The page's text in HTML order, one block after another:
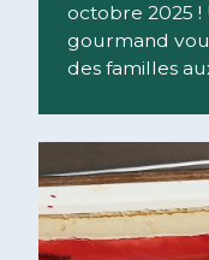
octobre 2025
gourmand
des familles